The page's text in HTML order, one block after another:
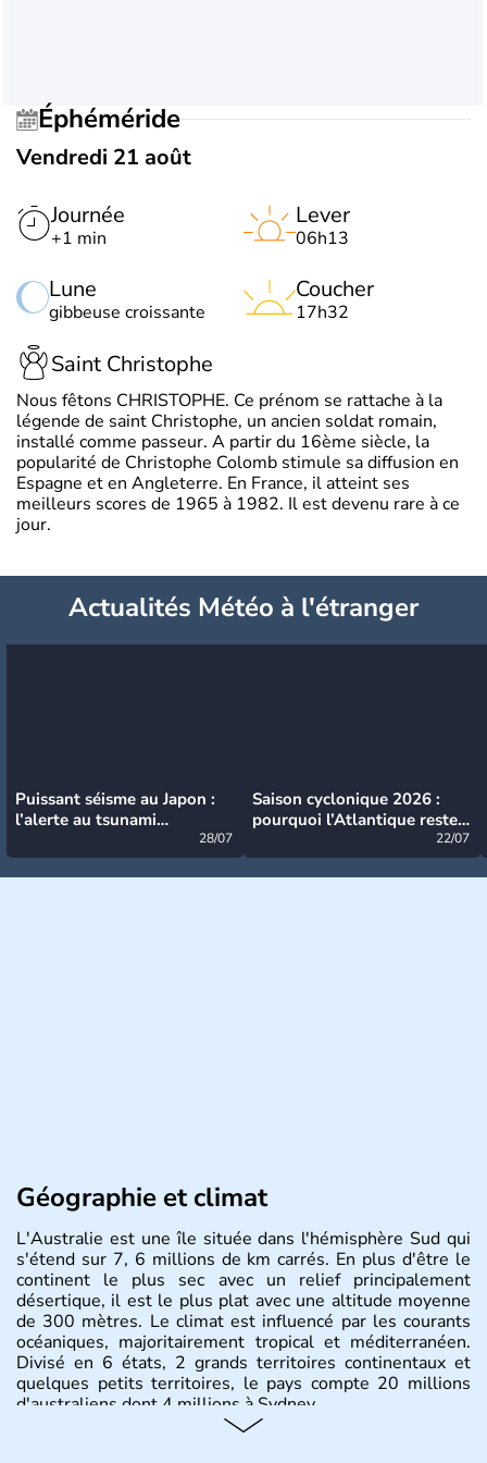
Éphéméride
Vendredi 21 août
Journée
+1 min
Lune
gibbeuse croissante
Lever
06h13
Coucher
17h32
Saint Christophe
Nous fêtons CHRISTOPHE. Ce prénom se rattache à la
légende de saint Christophe, un ancien soldat romain,
installé comme passeur. A partir du 16ème siècle, la
popularité de Christophe Colomb stimule sa diffusion en
Espagne et en Angleterre. En France, il atteint ses
meilleurs scores de 1965 à 1982. Il est devenu rare à ce
jour.
Actualités Météo à l'étranger
Puissant séisme au Japon :
l’alerte au tsunami
28/07
Saison cyclonique 2026 :
pourquoi l’Atlantique reste
22/07
Géographie et climat
L'Australie est une île située dans l'hémisphère Sud qui
s'étend sur 7, 6 millions de km carrés. En plus d'être le
continent le plus sec avec un relief principalement
désertique, il est le plus plat avec une altitude moyenne
de 300 mètres. Le climat est influencé par les courants
océaniques, majoritairement tropical et méditerranéen.
Divisé en 6 états, 2 grands territoires continentaux et
quelques petits territoires, le pays compte 20 millions
d'australiens dont 4 millions à Sydney.